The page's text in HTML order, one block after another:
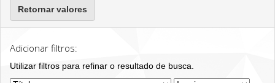
Retornar valores
Adicionar filtros:
Utilizar filtros para refinar o resultado de busca.